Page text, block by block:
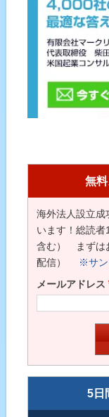
無
海外法人設立成
います！総読者
含む） まずは
配信）
※サン
メールアドレス
5日